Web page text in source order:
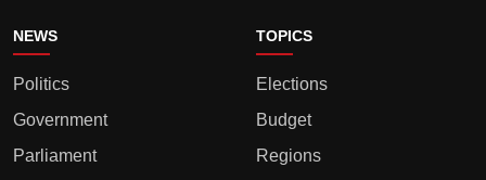
NEWS
Politics
Government
Parliament
TOPICS
Elections
Budget
Regions